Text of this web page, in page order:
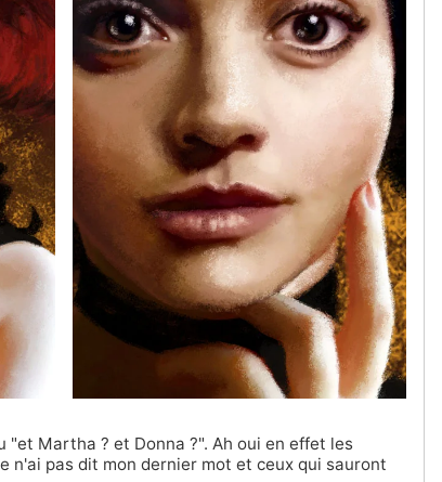
Martha ? et Donna ?". Ah oui en effet les
n'ai pas dit mon dernier mot et ceux qui sauront